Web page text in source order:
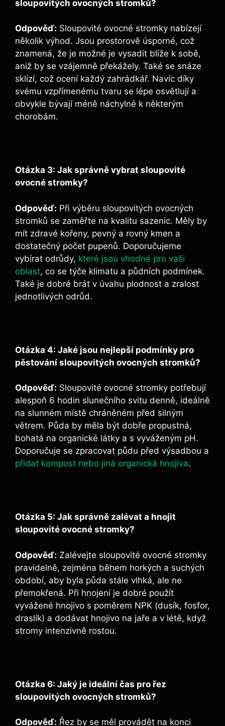
sloupovitých ovocných stromků?
Odpověď: Sloupovité ovocné stromky nabízejí
několik výhod. Jsou prostorově úsporné, což
znamená, že je možné je vysadit blíže k sobě,
aniž by se vzájemně překážely. Také se snáze
sklízí, což ocení každý zahrádkář. Navíc díky
svému vzpřímenému tvaru se lépe osvětlují a
obvykle bývají méně náchylné k některým
chorobám.
Otázka 3: Jak správně vybrat sloupovité
ovocné stromky?
Odpověď: Při výběru sloupovitých ovocných
stromků se zaměřte na kvalitu sazenic. Měly by
mít zdravé kořeny, pevný a rovný kmen a
dostatečný počet pupenů. Doporučujeme
vybírat odrůdy, které jsou vhodné pro vaši
oblast, co se týče klimatu a půdních podmínek.
Také je dobré brát v úvahu plodnost a zralost
jednotlivých odrůd.
Otázka 4: Jaké jsou nejlepší podmínky pro
pěstování sloupovitých ovocných stromků?
Odpověď: Sloupovité ovocné stromky potřebují
alespoň 6 hodin slunečního svitu denně, ideálně
na slunném místě chráněném před silným
větrem. Půda by měla být dobře propustná,
bohatá na organické látky a s vyváženým pH.
Doporučuje se zpracovat půdu před výsadbou a
přidat kompost nebo jiná organická hnojiva.
Otázka 5: Jak správně zalévat a hnojit
sloupovité ovocné stromky?
Odpověď: Zalévejte sloupovité ovocné stromky
pravidelně, zejména během horkých a suchých
období, aby byla půda stále vlhká, ale ne
přemokřená. Při hnojení je dobré použít
vyvážené hnojivo s poměrem NPK (dusík, fosfor,
draslík) a dodávat hnojivo na jaře a v létě, když
stromy intenzivně rostou.
Otázka 6: Jaký je ideální čas pro řez
sloupovitých ovocných stromků?
Odpověď: Řez by se měl provádět na konci